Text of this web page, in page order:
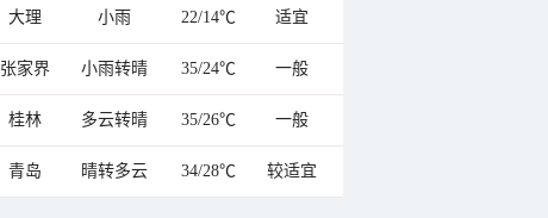
大理 小雨 22/14℃ 适宜
张家界 小雨转晴 35/24℃ 一般
桂林 多云转晴 35/26℃ 一般
青岛 晴转多云 34/28℃ 较适宜